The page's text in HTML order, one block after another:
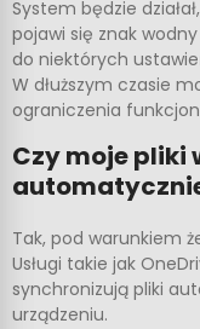
System będzie
pojawi się znak
do niektórych
W dłuższym czasie
ograniczenia
Czy moje pliki
Tak, pod warunkiem
Usługi takie jak
synchronizują pliki
urządzeniu.